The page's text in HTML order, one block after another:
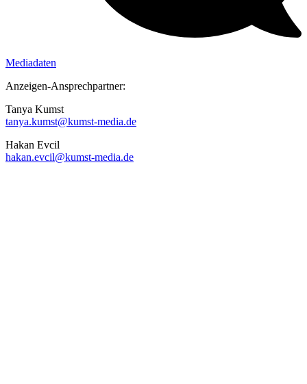
Mediadaten
Anzeigen-Ansprechpartner:
Tanya Kumst
tanya.kumst@kumst-media.de
Hakan Evcil
hakan.evcil@kumst-media.de